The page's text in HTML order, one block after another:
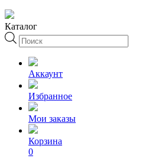
Каталог
Поиск
товаров
Аккаунт
Избранное
Мои заказы
Корзина
0